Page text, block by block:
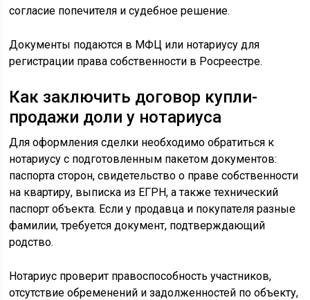
согласие попечителя и судебное решение.
Документы подаются в МФЦ или нотариусу для
регистрации права собственности в Росреестре.
Как заключить договор купли-
продажи доли у нотариуса
Для оформления сделки необходимо обратиться к
нотариусу с подготовленным пакетом документов:
паспорта сторон, свидетельство о праве собственности
на квартиру, выписка из ЕГРН, а также технический
паспорт объекта. Если у продавца и покупателя разные
фамилии, требуется документ, подтверждающий
родство.
Нотариус проверит правоспособность участников,
отсутствие обременений и задолженностей по объекту,